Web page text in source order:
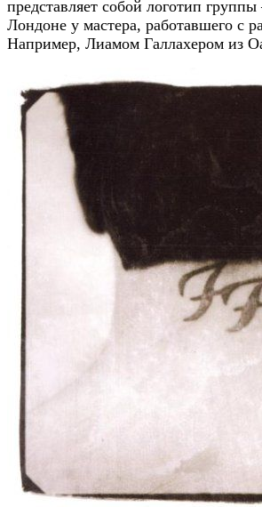
представляет собой логотип
Лондоне у мастера, работавшего с
Например, Лиамом Галлахером из